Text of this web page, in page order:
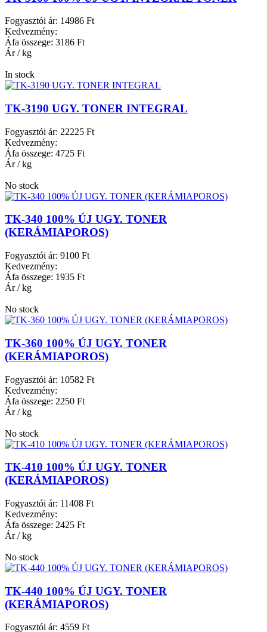
Fogyasztói ár: 14986 Ft
Kedvezmény:
Áfa összege: 3186 Ft
Ár / kg
In stock
TK-3190 UGY. TONER INTEGRAL
Fogyasztói ár: 22225 Ft
Kedvezmény:
Áfa összege: 4725 Ft
Ár / kg
No stock
TK-340 100% ÚJ UGY. TONER
(KERÁMIAPOROS)
Fogyasztói ár: 9100 Ft
Kedvezmény:
Áfa összege: 1935 Ft
Ár / kg
No stock
TK-360 100% ÚJ UGY. TONER
(KERÁMIAPOROS)
Fogyasztói ár: 10582 Ft
Kedvezmény:
Áfa összege: 2250 Ft
Ár / kg
No stock
TK-410 100% ÚJ UGY. TONER
(KERÁMIAPOROS)
Fogyasztói ár: 11408 Ft
Kedvezmény:
Áfa összege: 2425 Ft
Ár / kg
No stock
TK-440 100% ÚJ UGY. TONER
(KERÁMIAPOROS)
Fogyasztói ár: 4559 Ft